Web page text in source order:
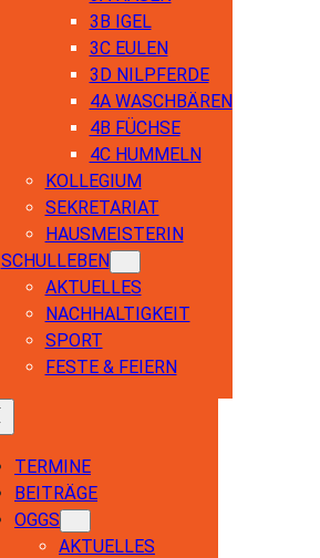
3B IGEL
3C EULEN
3D NILPFERDE
4A WASCHBÄREN
4B FÜCHSE
4C HUMMELN
KOLLEGIUM
SEKRETARIAT
HAUSMEISTERIN
SCHULLEBEN
AKTUELLES
NACHHALTIGKEIT
SPORT
FESTE & FEIERN
TERMINE
BEITRÄGE
OGGS
AKTUELLES